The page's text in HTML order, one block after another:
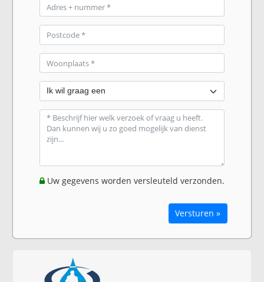
Uw gegevens worden versleuteld verzonden.
Versturen »